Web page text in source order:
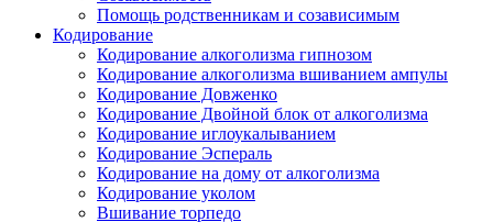
Помощь родственникам и созависимым
Кодирование
Кодирование алкоголизма гипнозом
Кодирование алкоголизма вшиванием ампулы
Кодирование Довженко
Кодирование Двойной блок от алкоголизма
Кодирование иглоукалыванием
Кодирование Эспераль
Кодирование на дому от алкоголизма
Кодирование уколом
Вшивание торпедо